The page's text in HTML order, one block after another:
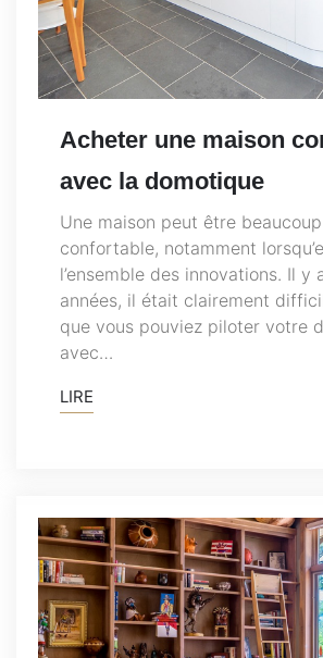
Acheter une maison
avec la domotique
Une maison peut être
confortable, notamment
l’ensemble des innovations. Il y
années, il était clairement
que vous pouviez piloter votre
avec…
LIRE